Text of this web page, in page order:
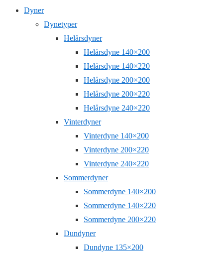
Dyner
Dynetyper
Helårsdyner
Helårsdyne 140×200
Helårsdyne 140×220
Helårsdyne 200×200
Helårsdyne 200×220
Helårsdyne 240×220
Vinterdyner
Vinterdyne 140×200
Vinterdyne 200×220
Vinterdyne 240×220
Sommerdyner
Sommerdyne 140×200
Sommerdyne 140×220
Sommerdyne 200×220
Dundyner
Dundyne 135×200